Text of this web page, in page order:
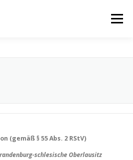
Menü
(gemäß § 55 Abs. 2 RStV)
schlesische Oberlausitz